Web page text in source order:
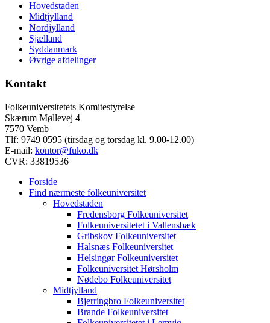
Hovedstaden
Midtjylland
Nordjylland
Sjælland
Syddanmark
Øvrige afdelinger
Kontakt
Folkeuniversitetets Komitestyrelse
Skærum Møllevej 4
7570 Vemb
Tlf: 9749 0595 (tirsdag og torsdag kl. 9.00-12.00)
E-mail: kontor@fuko.dk
CVR: 33819536
Forside
Find nærmeste folkeuniversitet
Hovedstaden
Fredensborg Folkeuniversitet
Folkeuniversitetet i Vallensbæk
Gribskov Folkeuniversitet
Halsnæs Folkeuniversitet
Helsingør Folkeuniversitet
Folkeuniversitet Hørsholm
Nødebo Folkeuniversitet
Midtjylland
Bjerringbro Folkeuniversitet
Brande Folkeuniversitet